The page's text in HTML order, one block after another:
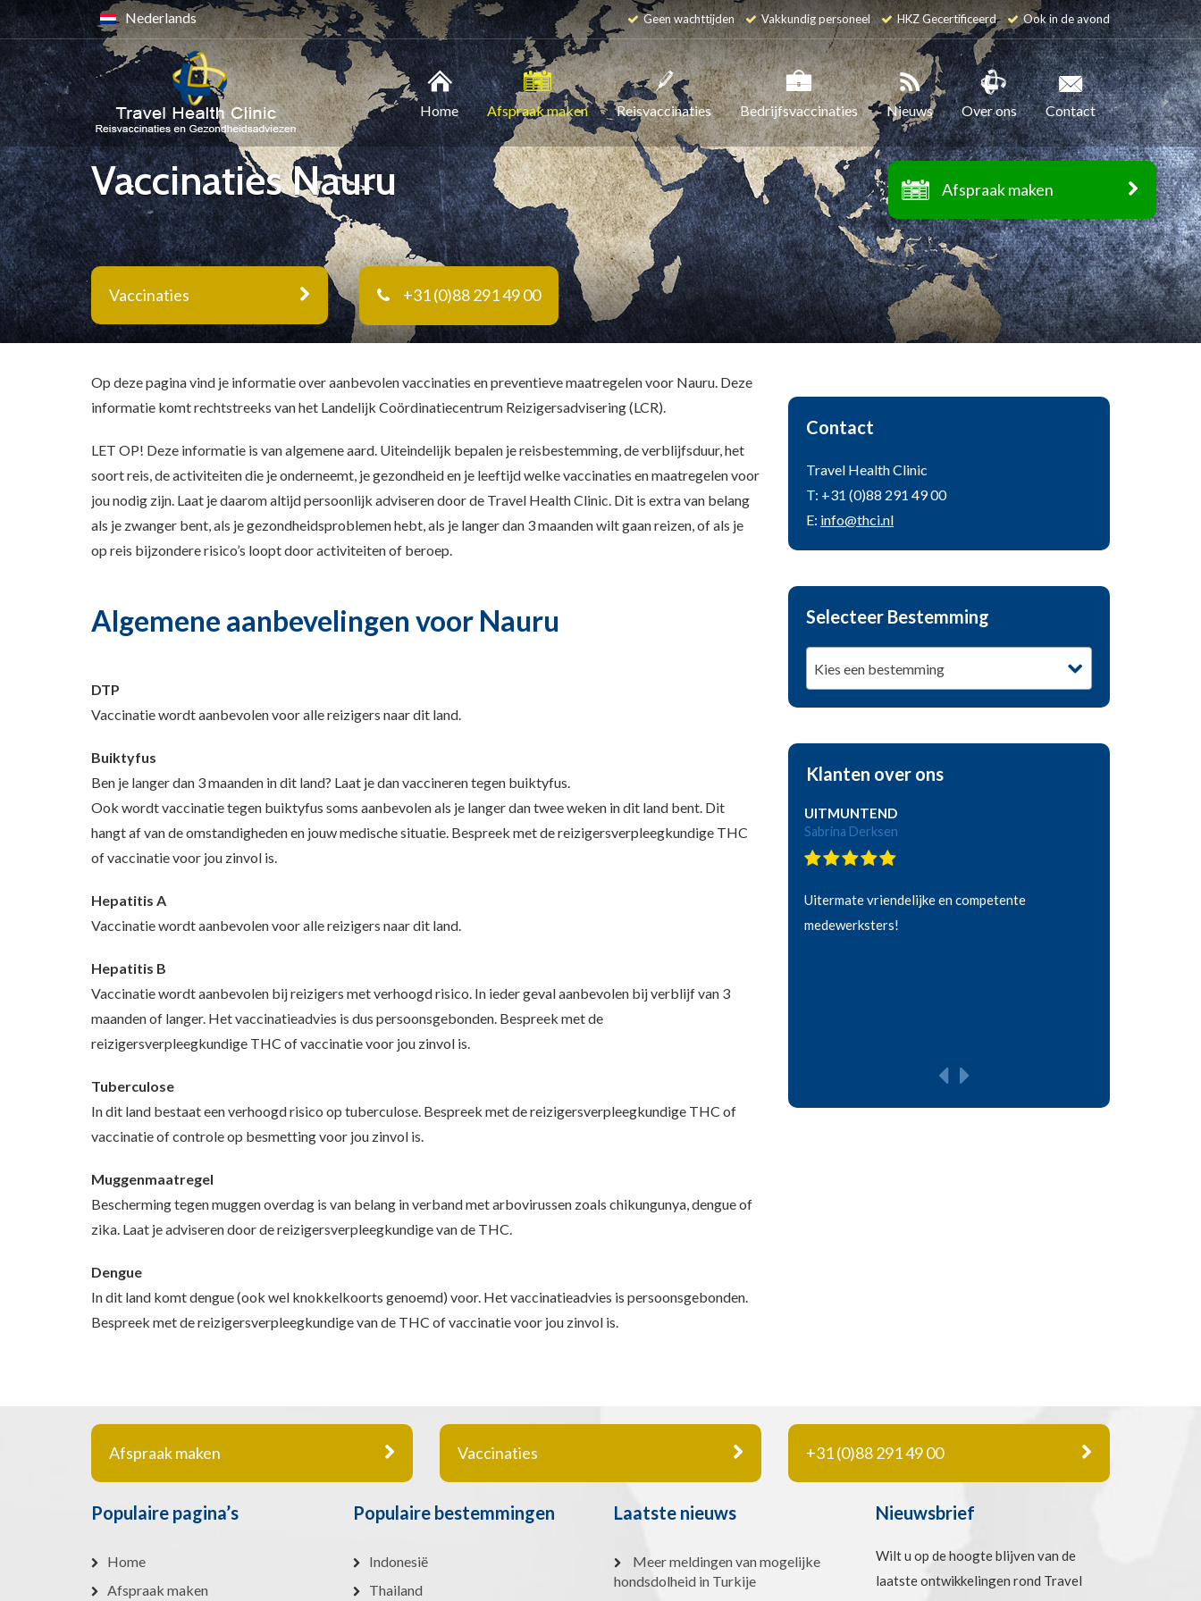
Afspraak maken
Nederlands Geen wachttijden Vakkundig personeel HKZ Gecertificeerd Ook in de avond
Home Afspraak maken Reisvaccinaties Bedrijfsvaccinaties Nieuws Over ons Contact
Vaccinaties Nauru
Vaccinaties +31 (0)88 291 49 00
Op deze pagina vind je informatie over aanbevolen vaccinaties en preventieve maatregelen voor Nauru. Deze
informatie komt rechtstreeks van het Landelijk Coördinatiecentrum Reizigersadvisering (LCR).
LET OP! Deze informatie is van algemene aard. Uiteindelijk bepalen je reisbestemming, de verblijfsduur, het
soort reis, de activiteiten die je onderneemt, je gezondheid en je leeftijd welke vaccinaties en maatregelen voor
jou nodig zijn. Laat je daarom altijd persoonlijk adviseren door de Travel Health Clinic. Dit is extra van belang
als je zwanger bent, als je gezondheidsproblemen hebt, als je langer dan 3 maanden wilt gaan reizen, of als je
op reis bijzondere risico’s loopt door activiteiten of beroep.
Algemene aanbevelingen voor Nauru
DTP
Vaccinatie wordt aanbevolen voor alle reizigers naar dit land.
Buiktyfus
Ben je langer dan 3 maanden in dit land? Laat je dan vaccineren tegen buiktyfus.
Ook wordt vaccinatie tegen buiktyfus soms aanbevolen als je langer dan twee weken in dit land bent. Dit
hangt af van de omstandigheden en jouw medische situatie. Bespreek met de reizigersverpleegkundige THC
of vaccinatie voor jou zinvol is.
Hepatitis A
Vaccinatie wordt aanbevolen voor alle reizigers naar dit land.
Hepatitis B
Vaccinatie wordt aanbevolen bij reizigers met verhoogd risico. In ieder geval aanbevolen bij verblijf van 3
maanden of langer. Het vaccinatieadvies is dus persoonsgebonden. Bespreek met de
reizigersverpleegkundige THC of vaccinatie voor jou zinvol is.
Tuberculose
In dit land bestaat een verhoogd risico op tuberculose. Bespreek met de reizigersverpleegkundige THC of
vaccinatie of controle op besmetting voor jou zinvol is.
Muggenmaatregel
Bescherming tegen muggen overdag is van belang in verband met arbovirussen zoals chikungunya, dengue of
zika. Laat je adviseren door de reizigersverpleegkundige van de THC.
Dengue
In dit land komt dengue (ook wel knokkelkoorts genoemd) voor. Het vaccinatieadvies is persoonsgebonden.
Bespreek met de reizigersverpleegkundige van de THC of vaccinatie voor jou zinvol is.
Contact
Travel Health Clinic
T: +31 (0)88 291 49 00
E: info@thci.nl
Selecteer Bestemming
Kies een bestemming
Klanten over ons
UITMUNTEND
Sabrina Derksen
Uitermate vriendelijke en competente
medewerksters!
Afspraak maken Vaccinaties +31 (0)88 291 49 00
Populaire pagina’s
Home
Afspraak maken
Populaire bestemmingen
Indonesië
Thailand
Laatste nieuws
Meer meldingen van mogelijke
hondsdolheid in Turkije
Nieuwsbrief
Wilt u op de hoogte blijven van de
laatste ontwikkelingen rond Travel